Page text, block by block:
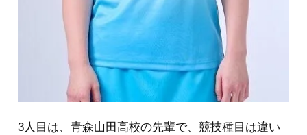
3人目は、青森山田高校の先輩で、競技種目は違い